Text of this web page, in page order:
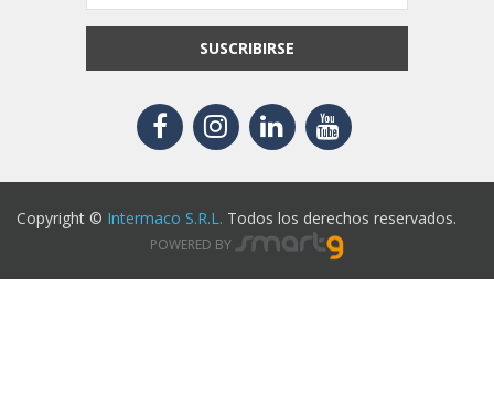
SUSCRIBIRSE
Copyright © Intermaco S.R.L. Todos los derechos reservados.
POWERED BY